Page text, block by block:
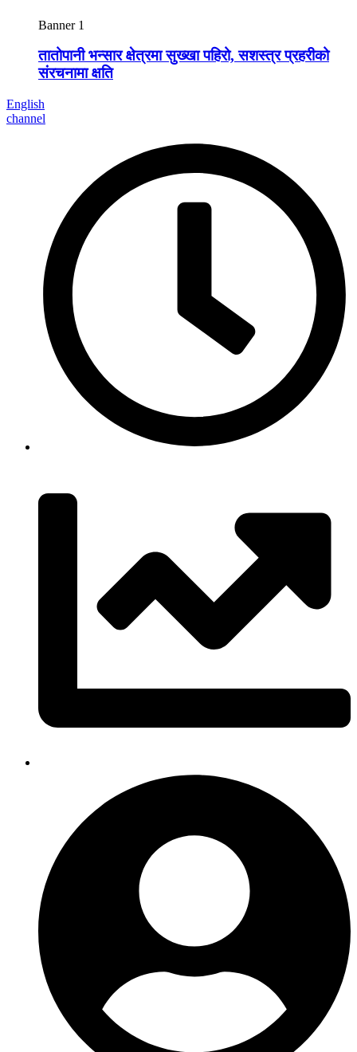
Banner 1
तातोपानी भन्सार क्षेत्रमा सुख्खा पहिरो, सशस्त्र प्रहरीको
संरचनामा क्षति
English
channel